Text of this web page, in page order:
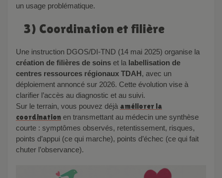
un usage problématique.
3) Coordination et filière
Une instruction DGOS/DI-TND (14 mai 2025) organise la
création de filières de soins et la labellisation de
centres ressources régionaux TDAH, avec un
déploiement annoncé sur 2026. Cette évolution vise à
clarifier l’accès au diagnostic et au suivi.
Sur le terrain, vous pouvez déjà améliorer la
coordination en transmettant au médecin une synthèse
courte : symptômes observés, retentissement, risques,
points d’appui (ce qui marche), points d’échec (ce qui fait
chuter l’observance).